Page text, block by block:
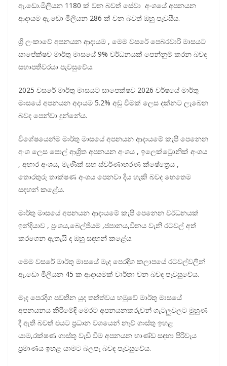
ඇ.ඩො.මිලියන 1180 ක් වන බවත් සේවා අංශයේ අපනයන
ආදායම ඇ.‍ඩො මිලියන 286 ක් වන බවත් ඔහු පැවසීය.
ශ්‍රි ලංකාවේ අපනයන ආදායම , මෙම වසරේ පෙබරවාරි මාසයට
සාපේක්ෂව මාර්තු මාසයේ 9% වර්ධනයක් පෙන්නුම් කරන බවද
සභාපතිවරයා පැවසුවේය.
2025 වසරේ මාර්තු මාසයට සාපෙක්ෂව 2026 වර්ෂයේ මාර්තු
මාසයේ අපනයන අදායම 5.2% අඩු වීමක් ලෙස දක්නට ලැබෙන
බවද පෙන්වා දුන්නේය.
විශේෂයෙන්ම මාර්තු මාසයේ අපනයන ආදායමේ කැපී පෙනෙන
අංශ ලෙස පොල් ආශ්‍රිත අපනයන අංශය , ඉලෙක්ට්‍රොනික් අංශය
, අහාර අංශය, මැණික් සහ ස්වර්ණාභරණ ක්ෂේත්‍රෙය ,
තොරතුරු තාක්ෂණ අංශය පෙනවා දිය හැකි බවද හෙතෙම
සඳහන් කළේය.
මාර්තු මාසයේ අපනයන ආදායමේ කැපී පෙනෙන වර්ධනයක්
ඉන්දියාව , ප්‍රංශය,බෙල්ජියම ,ජපානය,වීනය වැනි රටවල් අත්
කරගෙන ඇතැයි ද ඔහු සඳහන් කළේය.
මෙම වසරේ මාර්තු මාසයේ මැද පෙරදිග කලාපයේ රටවල්වලින්
ඇ.ඩො මිලියන 45 ක ආදායමක් වාර්තා වන බවද පැවසුවේය.
මැද පෙරදිග පවතින යුද තත්ත්වය හමුවේ මාර්තු මාසයේ
අපනයනය කිරිමේදි මෙරට අපනයනකරුවන් ගැටලුවලට මුහුණ
දී ඇති බවත් එයට ප්‍රධාන වශයෙන් නැව් ගාස්තු ඉහළ
යාම,රක්ෂණ ගාස්තු වැඩි වීම අපනයන භාණ්ඩ සඳහා පිරිවැය
ප්‍රමාණය ඉහළ යාමට බලපැ බවද පැවසුවේය.